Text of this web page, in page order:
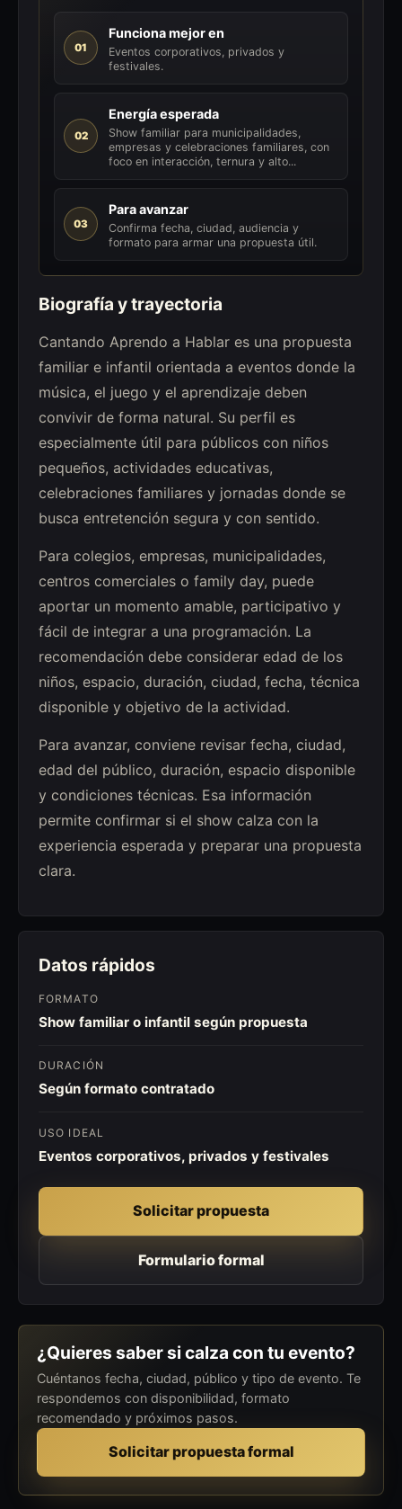
01
Funciona mejor en
Eventos corporativos, privados y
festivales.
02
Energía esperada
Show familiar para municipalidades,
empresas y celebraciones familiares, con
foco en interacción, ternura y alto...
03
Para avanzar
Confirma fecha, ciudad, audiencia y
formato para armar una propuesta útil.
Biografía y trayectoria
Cantando Aprendo a Hablar es una propuesta
familiar e infantil orientada a eventos donde la
música, el juego y el aprendizaje deben
convivir de forma natural. Su perfil es
especialmente útil para públicos con niños
pequeños, actividades educativas,
celebraciones familiares y jornadas donde se
busca entretención segura y con sentido.
Para colegios, empresas, municipalidades,
centros comerciales o family day, puede
aportar un momento amable, participativo y
fácil de integrar a una programación. La
recomendación debe considerar edad de los
niños, espacio, duración, ciudad, fecha, técnica
disponible y objetivo de la actividad.
Para avanzar, conviene revisar fecha, ciudad,
edad del público, duración, espacio disponible
y condiciones técnicas. Esa información
permite confirmar si el show calza con la
experiencia esperada y preparar una propuesta
clara.
Datos rápidos
FORMATO
Show familiar o infantil según propuesta
DURACIÓN
Según formato contratado
USO IDEAL
Eventos corporativos, privados y festivales
Solicitar propuesta
Formulario formal
¿Quieres saber si calza con tu evento?
Cuéntanos fecha, ciudad, público y tipo de evento. Te
respondemos con disponibilidad, formato
recomendado y próximos pasos.
Solicitar propuesta formal